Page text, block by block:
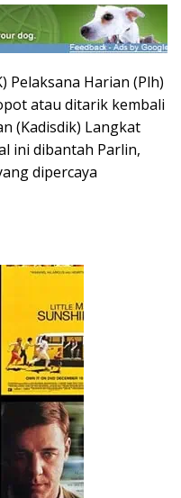
Pelaksana Harian (Plh)
atau ditarik kembali
(Kadisdik) Langkat
ini dibantah Parlin,
dipercaya